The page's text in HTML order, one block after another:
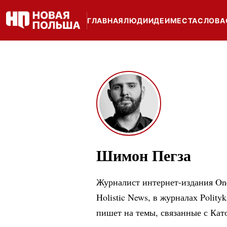
ГЛАВНАЯЛЮДИИДЕИМЕСТАСЛОВА
Шимон Пегза
Журналист интернет-издания
Holistic News, в журналах
пишет на темы, связанные с